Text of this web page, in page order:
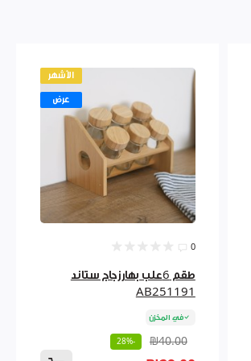
الأشهر
عرض
0
طقم 6علب بهارزجاج ستاند
AB251191
في المخزن
₪40.00
-28%